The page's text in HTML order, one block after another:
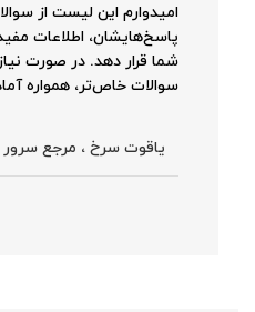
امیدوارم این لیست از
پاسخ‌هایشان، اطلاعات
شما قرار دهد. در صورت
سوالات خاص‌تر، همواره
یاقوت سرخ ، مرجع سرور HPE در ایران